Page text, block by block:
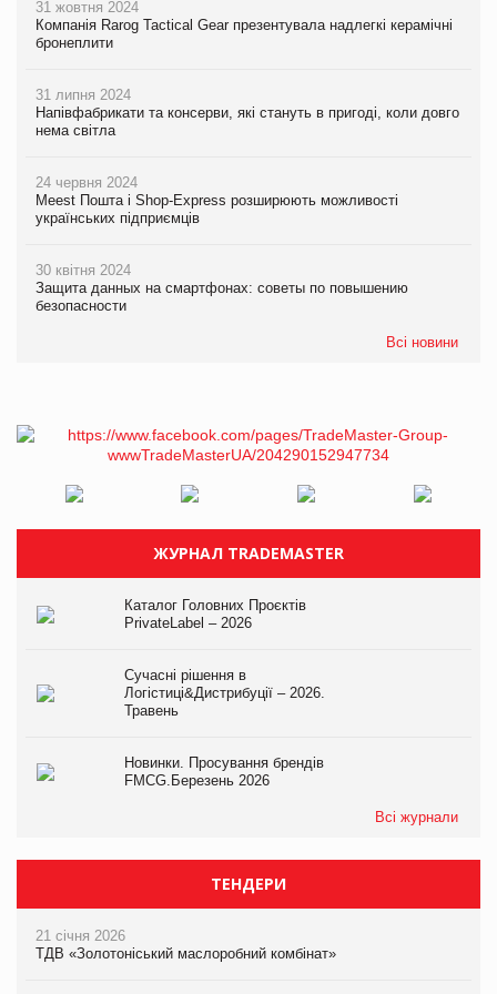
31 жовтня 2024
Компанія Rarog Tactical Gear презентувала надлегкі керамічні
бронеплити
31 липня 2024
Напівфабрикати та консерви, які стануть в пригоді, коли довго
нема світла
24 червня 2024
Meest Пошта і Shop-Express розширюють можливості
українських підприємців
30 квітня 2024
Защита данных на смартфонах: советы по повышению
безопасности
Всі новини
ЖУРНАЛ TRADEMASTER
Каталог Головних Проєктів
PrivateLabel – 2026
Сучасні рішення в
Логістиці&Дистрибуції – 2026.
Травень
Новинки. Просування брендів
FMCG.Березень 2026
Всі журнали
ТЕНДЕРИ
21 січня 2026
ТДВ «Золотоніський маслоробний комбінат»